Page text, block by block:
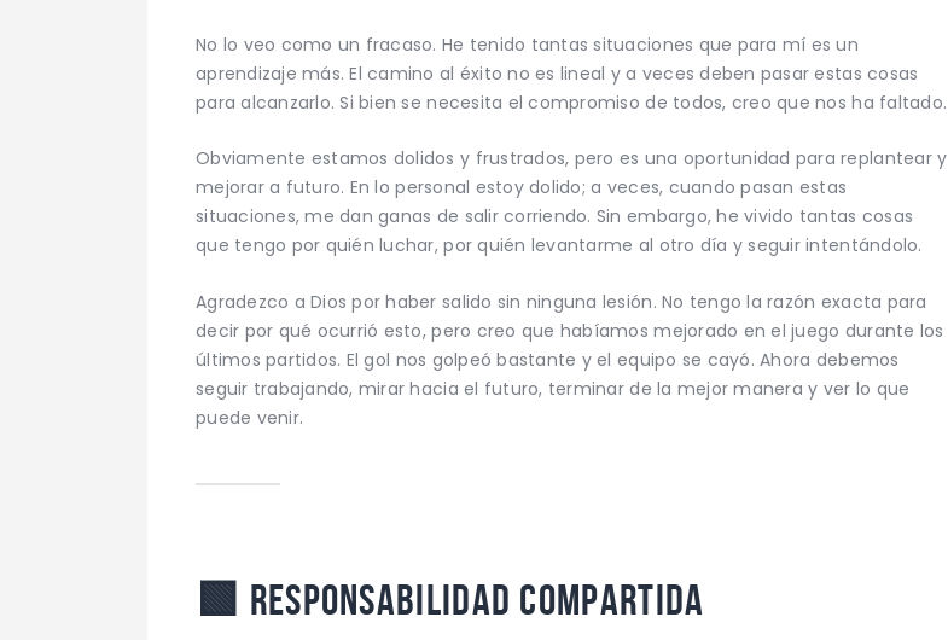
No lo veo como un fracaso. He tenido tantas situaciones que para mí es un
aprendizaje más. El camino al éxito no es lineal y a veces deben pasar estas cosas
para alcanzarlo. Si bien se necesita el compromiso de todos, creo que nos ha faltado.
Obviamente estamos dolidos y frustrados, pero es una oportunidad para replantear y
mejorar a futuro. En lo personal estoy dolido; a veces, cuando pasan estas
situaciones, me dan ganas de salir corriendo. Sin embargo, he vivido tantas cosas
que tengo por quién luchar, por quién levantarme al otro día y seguir intentándolo.
Agradezco a Dios por haber salido sin ninguna lesión. No tengo la razón exacta para
decir por qué ocurrió esto, pero creo que habíamos mejorado en el juego durante los
últimos partidos. El gol nos golpeó bastante y el equipo se cayó. Ahora debemos
seguir trabajando, mirar hacia el futuro, terminar de la mejor manera y ver lo que
puede venir.
🟩 Responsabilidad compartida